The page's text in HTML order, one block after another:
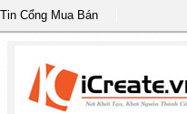
Cổng Mua Bán